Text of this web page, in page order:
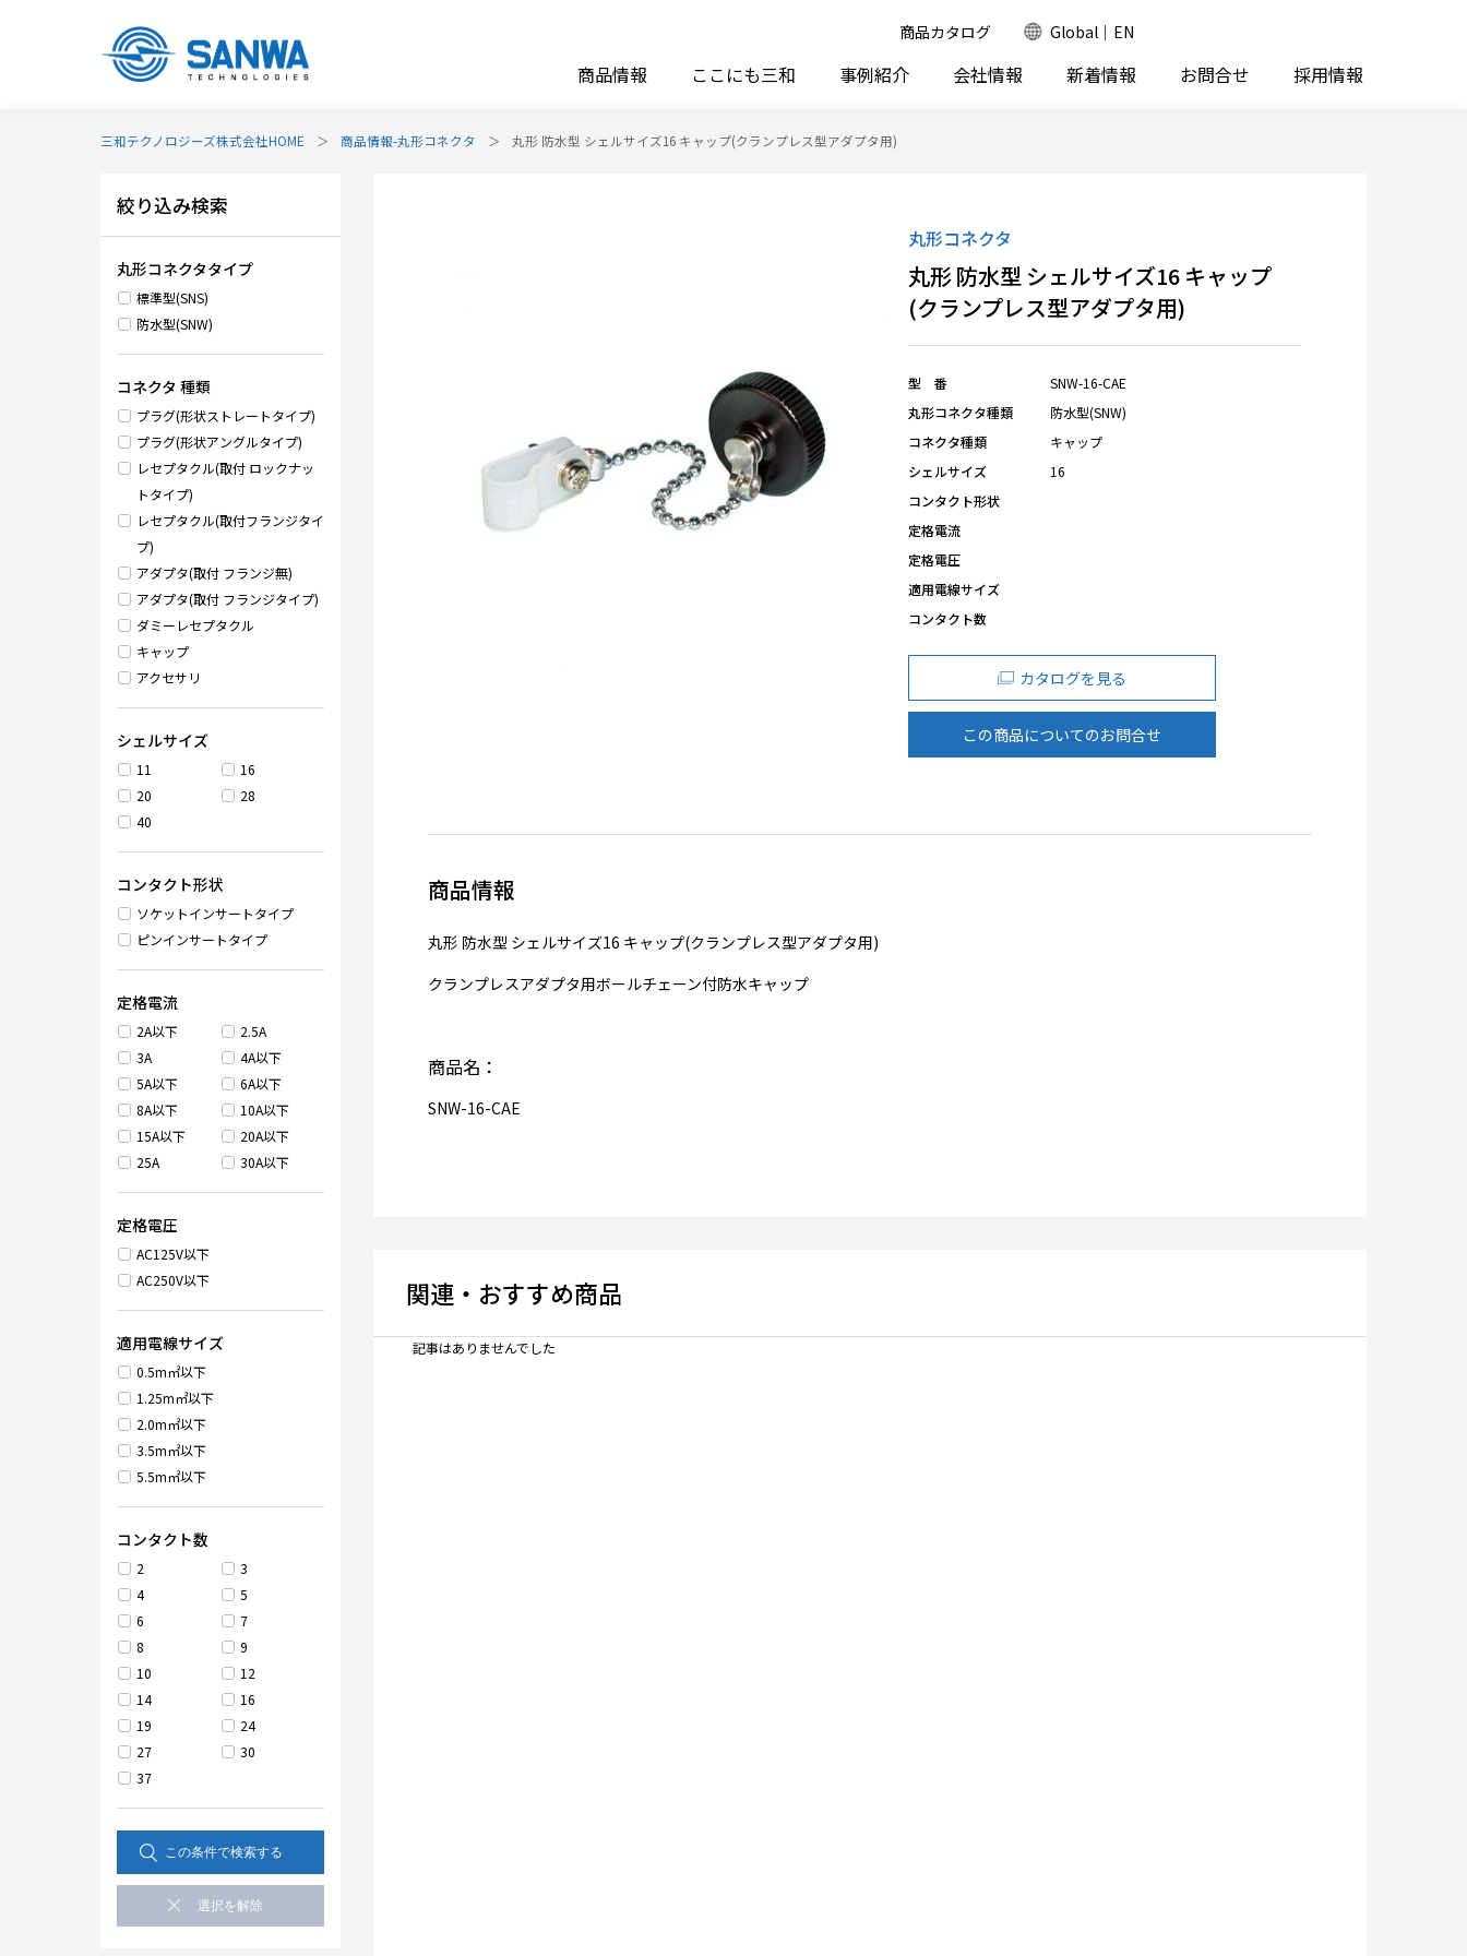
商品カタログ Global｜EN
商品情報 ここにも三和 事例紹介 会社情報 新着情報 お問合せ 採用情報
三和テクノロジーズ株式会社HOME 商品情報-丸形コネクタ 丸形 防水型 シェルサイズ16 キャップ(クランプレス型アダプタ用)
絞り込み検索
丸形コネクタタイプ
標準型(SNS)
防水型(SNW)
コネクタ 種類
プラグ(形状ストレートタイプ)
プラグ(形状アングルタイプ)
レセプタクル(取付 ロックナッ
トタイプ)
レセプタクル(取付フランジタイ
プ)
アダプタ(取付 フランジ無)
アダプタ(取付 フランジタイプ)
ダミーレセプタクル
キャップ
アクセサリ
シェルサイズ
11
16
20
28
40
コンタクト形状
ソケットインサートタイプ
ピンインサートタイプ
定格電流
2A以下
2.5A
3A
4A以下
5A以下
6A以下
8A以下
10A以下
15A以下
20A以下
25A
30A以下
定格電圧
AC125V以下
AC250V以下
適用電線サイズ
0.5m㎡以下
1.25m㎡以下
2.0m㎡以下
3.5m㎡以下
5.5m㎡以下
コンタクト数
2
3
4
5
6
7
8
9
10
12
14
16
19
24
27
30
37
丸形コネクタ
丸形 防水型 シェルサイズ16 キャップ
(クランプレス型アダプタ用)
型 番
SNW-16-CAE
丸形コネクタ種類
防水型(SNW)
コネクタ種類
キャップ
シェルサイズ
16
コンタクト形状
定格電流
定格電圧
適用電線サイズ
コンタクト数
カタログを見る
この商品についてのお問合せ
商品情報
丸形 防水型 シェルサイズ16 キャップ(クランプレス型アダプタ用)
クランプレスアダプタ用ボールチェーン付防水キャップ
商品名：
SNW-16-CAE
関連・おすすめ商品
記事はありませんでした